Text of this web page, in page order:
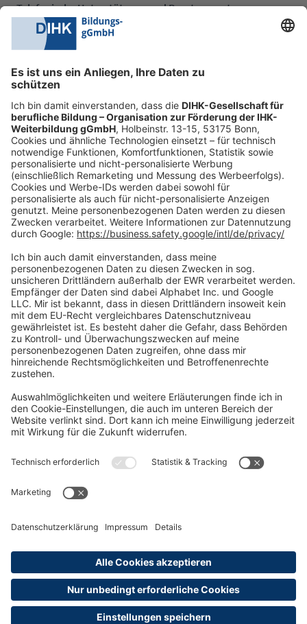
Telefonische Unterstützung und Beratung unter:
0228 6205 205
Fr.:
09:00-14:00 Uhr
shop@dihk-bildung.shop
Vertrag widerrufen
Zahlungsarten
Social Media
Oft Gesucht
Rund um die Prüfung
Datenschutzerklärung
Widerrufsrecht
Versandinformationen
Erklärung zur Barrierefreiheit
Abonnements hier kündigen
Cookie-Einstellungen